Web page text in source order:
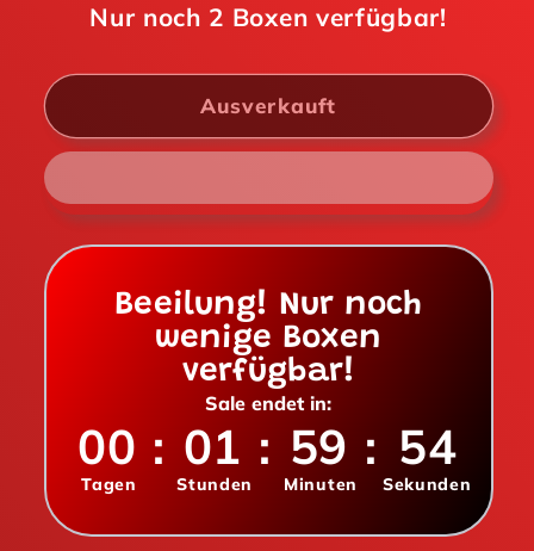
Sour!
355ml
Sour!
Soda
355ml
Nur noch 2 Boxen verfügbar!
Ausverkauft
Beeilung! Nur noch
wenige Boxen
verfügbar!
Sale endet in:
00 : 01 : 59 : 53
Tagen Stunden Minuten Sekunden